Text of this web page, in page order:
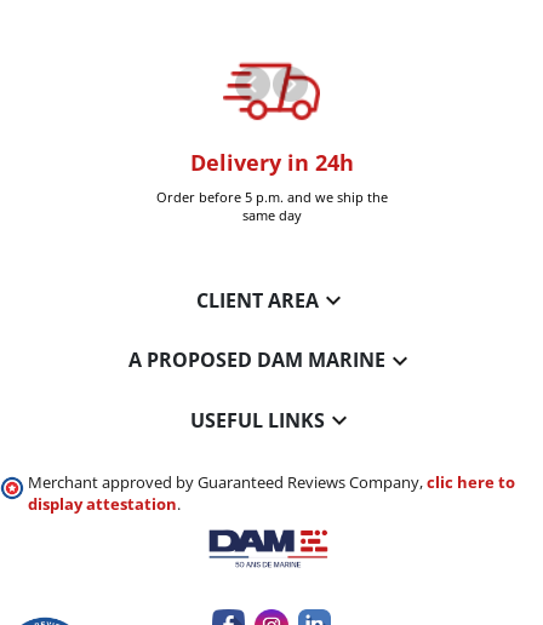
Delivery in 24h
Order before 5 p.m. and we ship the
same day
CLIENT AREA
A PROPOSED DAM MARINE 
USEFUL LINKS
Merchant approved by Guaranteed Reviews Company,clic here to
display attestation.